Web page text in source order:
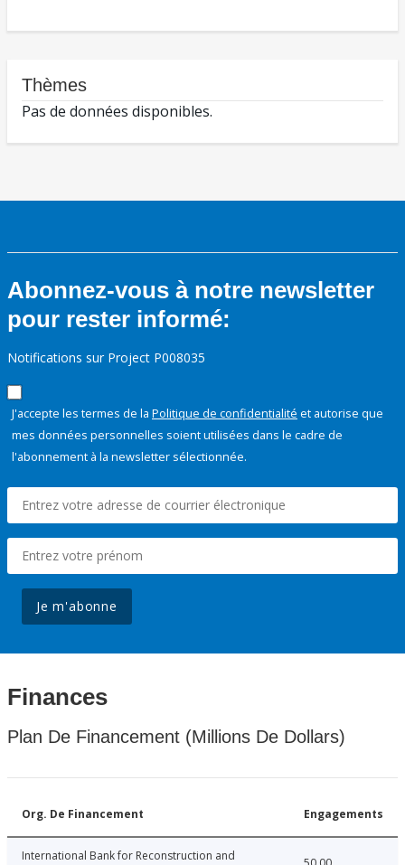
Thèmes
Pas de données disponibles.
Abonnez-vous à notre newsletter
pour rester informé:
Notifications sur Project P008035
J'accepte les termes de la Politique de confidentialité et autorise que
mes données personnelles soient utilisées dans le cadre de
l'abonnement à la newsletter sélectionnée.
Je m'abonne
Finances
Plan De Financement (Millions De Dollars)
Org. De Financement Engagements
International Bank for Reconstruction and